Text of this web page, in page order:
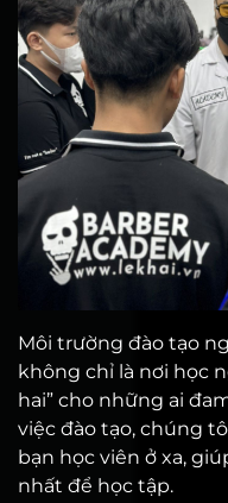
Môi trường đào tạo
không chỉ là nơi học
hai” cho những ai
việc đào tạo, chúng
bạn học viên ở xa,
nhất để học tập.